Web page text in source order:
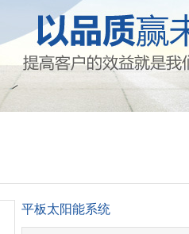
平板太阳能系统